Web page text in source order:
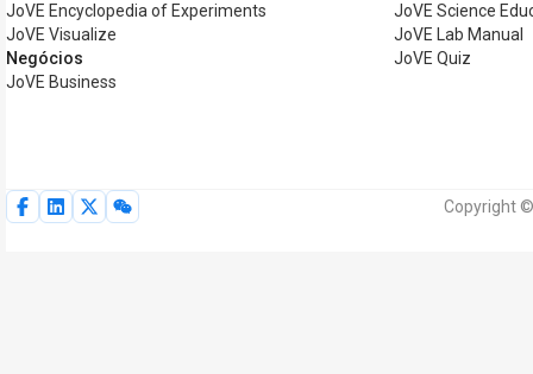
JoVE Encyclopedia of Experiments
JoVE Visualize
Negócios
JoVE Business
JoVE Science
JoVE Lab Manual
JoVE Quiz
Copyright